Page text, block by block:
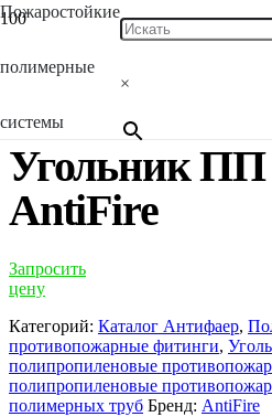
Пожаростойкие
полимерные
системы
×
Каталог/Фитинги для
фитинги/Угольники
Угольник ПП
AntiFire
Запросить
цену
Категорий: Каталог Антифаер,
противопожарные фитинги,
полипропиленовые
полипропиленовые
полимерных труб Бренд: AntiFire